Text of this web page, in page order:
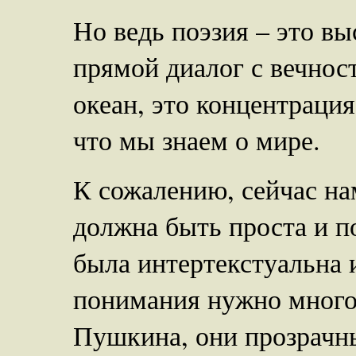
Но ведь поэзия – это
прямой диалог с
океан, это
что мы знаем о мире.
К сожалению, сейчас
должна быть проста и
была
понимания нужно
Пушкина, они